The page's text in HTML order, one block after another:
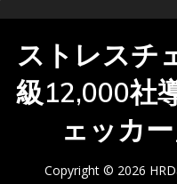
ストレスチ
級12,000社
ェッカ
Copyright © 2026